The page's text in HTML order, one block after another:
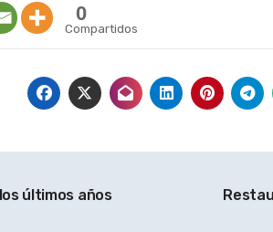
0
Compartidos
últimos años